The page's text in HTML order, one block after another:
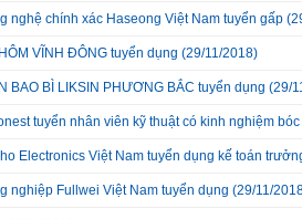
nghệ chính xác Haseong Việt Nam tuyển gấp
VĨNH ĐÔNG tuyển dụng (29/11/2018)
BAO BÌ LIKSIN PHƯƠNG BẮC tuyển dụng (29/
tuyển nhân viên kỹ thuật có kinh nghiệm
Electronics Việt Nam tuyển dụng kế toán
nghiệp Fullwei Việt Nam tuyển dụng (29/11/